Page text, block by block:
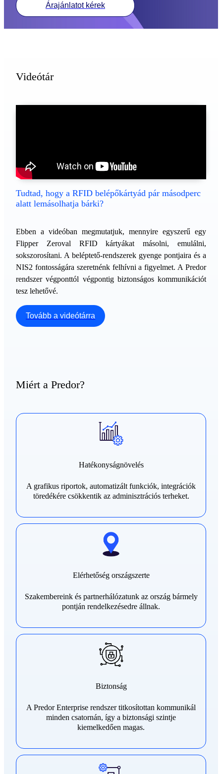
Árajánlatot kérek
Videótár
Tudtad, hogy a RFID belépőkártyád pár másodperc
alatt lemásolhatja bárki?
Ebben a videóban megmutatjuk, mennyire egyszerű egy
Flipper Zeroval RFID kártyákat másolni, emulálni,
sokszorosítani. A beléptető-rendszerek gyenge pontjaira és a
NIS2 fontosságára szeretnénk felhívni a figyelmet. A Predor
rendszer végponttól végpontig biztonságos kommunikációt
tesz lehetővé.
Tovább a videótárra
Miért a Predor?
Hatékonyságnövelés
A grafikus riportok, automatizált funkciók, integrációk
töredékére csökkentik az adminisztrációs terheket.
Elérhetőség országszerte
Szakembereink és partnerhálózatunk az ország bármely
pontján rendelkezésedre állnak.
Biztonság
A Predor Enterprise rendszer titkosítottan kommunikál
minden csatornán, így a biztonsági szintje
kiemelkedően magas.